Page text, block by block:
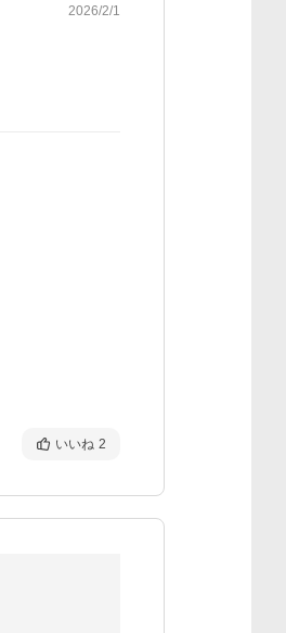
2026/2/1
いいね 2